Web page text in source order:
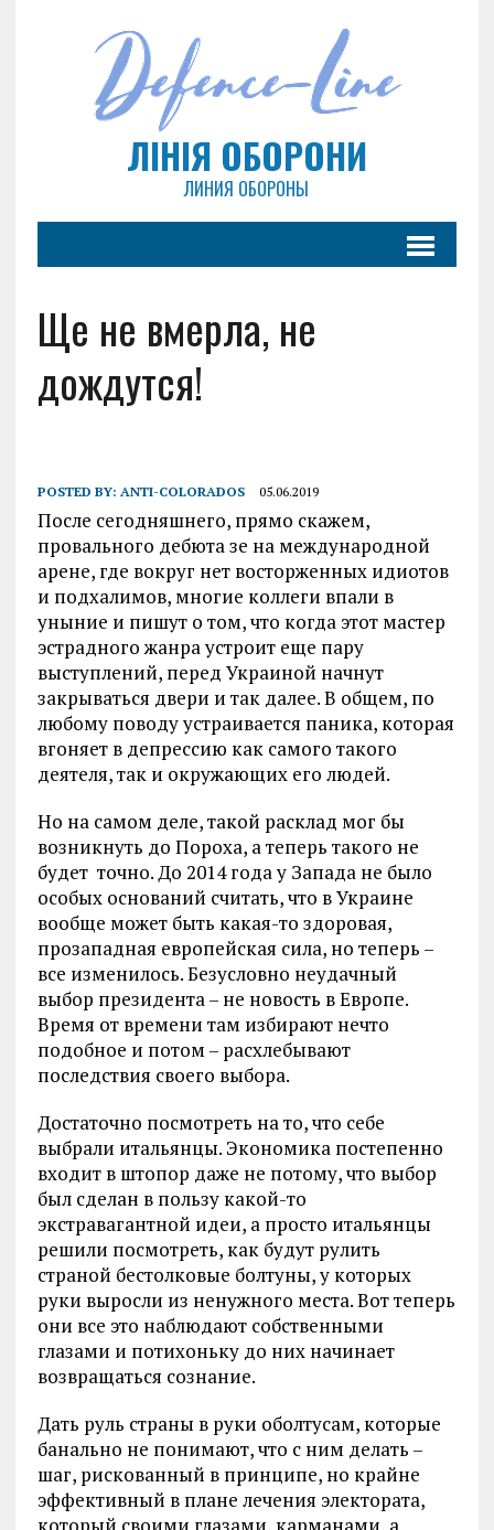
ЛІНІЯ ОБОРОНИ
ЛИНИЯ ОБОРОНЫ
Ще не вмерла, не
дождутся!
POSTED BY: ANTI-COLORADOS 05.06.2019
После сегодняшнего, прямо скажем,
провального дебюта зе на международной
арене, где вокруг нет восторженных идиотов
и подхалимов, многие коллеги впали в
уныние и пишут о том, что когда этот мастер
эстрадного жанра устроит еще пару
выступлений, перед Украиной начнут
закрываться двери и так далее. В общем, по
любому поводу устраивается паника, которая
вгоняет в депрессию как самого такого
деятеля, так и окружающих его людей.
Но на самом деле, такой расклад мог бы
возникнуть до Пороха, а теперь такого не
будет точно. До 2014 года у Запада не было
особых оснований считать, что в Украине
вообще может быть какая-то здоровая,
прозападная европейская сила, но теперь –
все изменилось. Безусловно неудачный
выбор президента – не новость в Европе.
Время от времени там избирают нечто
подобное и потом – расхлебывают
последствия своего выбора.
Достаточно посмотреть на то, что себе
выбрали итальянцы. Экономика постепенно
входит в штопор даже не потому, что выбор
был сделан в пользу какой-то
экстравагантной идеи, а просто итальянцы
решили посмотреть, как будут рулить
страной бестолковые болтуны, у которых
руки выросли из ненужного места. Вот теперь
они все это наблюдают собственными
глазами и потихоньку до них начинает
возвращаться сознание.
Дать руль страны в руки оболтусам, которые
банально не понимают, что с ним делать –
шаг, рискованный в принципе, но крайне
эффективный в плане лечения электората,